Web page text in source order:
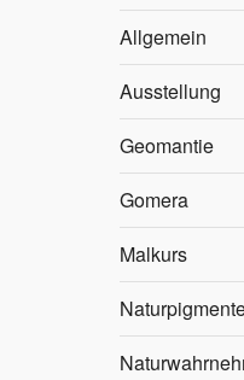
Allgemein
Ausstellung
Geomantie
Gomera
Malkurs